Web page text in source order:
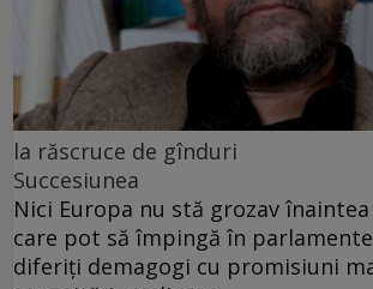
la răscruce de gînduri
Succesiunea
Nici Europa nu stă grozav
care pot să împingă în
diferiți demagogi cu promisiuni